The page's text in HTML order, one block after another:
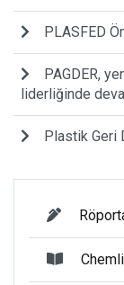
PLASFED
PAGDER,
liderliğinde
Plastik Geri